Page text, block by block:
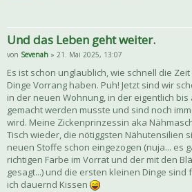
Und das Leben geht weiter.
von Sevenah » 21. Mai 2025, 13:07
Es ist schon unglaublich, wie schnell die
Dinge Vorrang haben. Puh! Jetzt sind wir
in der neuen Wohnung, in der eigentlich
gemacht werden musste und sind noch
wird. Meine Zickenprinzessin aka
Tisch wieder, die nötiggsten Nähutensilien
neuen Stoffe schon eingezogen (nuja... es
richtigen Farbe im Vorrat und der mit den
gesagt...) und die ersten kleinen Dinge sind
ich dauernd Kissen